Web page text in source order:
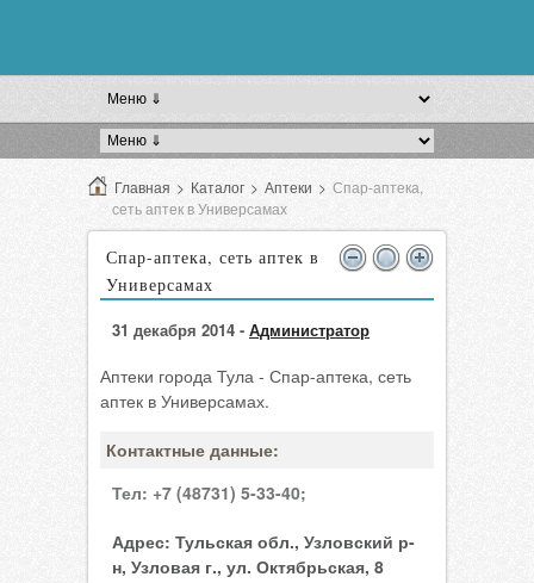
Главная > Каталог > Аптеки > Спар-аптека,
сеть аптек в Универсамах
Спар-аптека, сеть аптек в
Универсамах
31 декабря 2014 - Администратор
Аптеки города Тула - Спар-аптека, сеть
аптек в Универсамах.
Контактные данные:
Тел: +7 (48731) 5-33-40;
Адрес: Тульская обл., Узловский р-
н, Узловая г., ул. Октябрьская, 8